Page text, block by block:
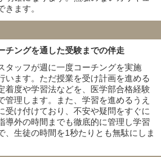
聖マリアンナ医科大学
岩手医科大学
川崎医科大学
のトライ・医学部受験予備校インテ
ます。
チングを通した受験までの伴走
タッフが週に一度コーチングを実施
います。ただ授業を受け計画を進める
着度や学習法などを、医学部合格経験
管理します。また、学習を進めるうえ
受け付けており、不安や疑問をすぐに
導外の時間までも徹底的に管理し学習
、生徒の時間を1秒たりとも無駄にしま